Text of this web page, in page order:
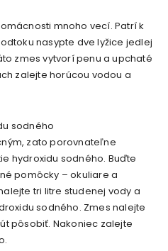
mnoho vecí. Patrí k
nasypte dve lyžice jedlej
zmes vytvorí penu a upchaté
zalejte horúcou vodou a
sodného
zato porovnateľne
hydroxidu sodného. Buďte
pomôcky – okuliare a
tri litre studenej vody a
sodného. Zmes nalejte
pôsobiť. Nakoniec zalejte